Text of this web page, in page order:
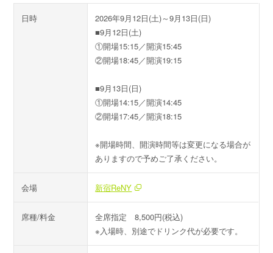
日時
2026年9月12日(土)～9月13日(日)
■9月12日(土)
①開場15:15／開演15:45
②開場18:45／開演19:15
■9月13日(日)
①開場14:15／開演14:45
②開場17:45／開演18:15
※開場時間、開演時間等は変更になる場合が
ありますので予めご了承ください。
会場 新宿ReNY
席種/料金
全席指定 8,500円(税込)
※入場時、別途でドリンク代が必要です。